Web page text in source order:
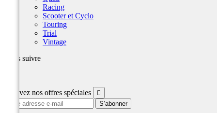
Racing
Scooter et Cyclo
Touring
Trial
Vintage
Nous suivre
Recevez nos offres spéciales 